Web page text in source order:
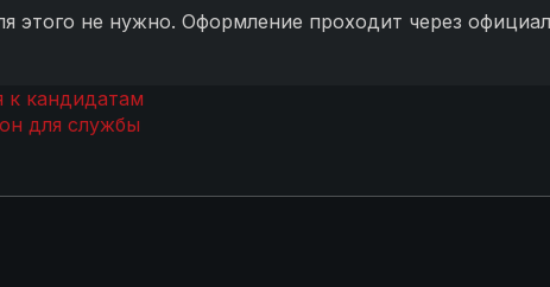
этого не нужно. Оформление проходит через
к кандидатам
для службы